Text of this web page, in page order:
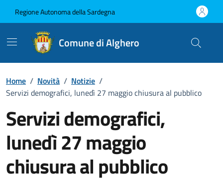
Regione Autonoma della Sardegna
Comune di Alghero
Home / Novità / Notizie /
Servizi demografici, lunedì 27 maggio chiusura al pubblico
Servizi demografici,
lunedì 27 maggio
chiusura al pubblico